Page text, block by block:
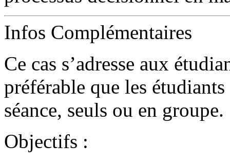
Infos Complémentaires
Ce cas s’adresse aux
préférable que les
séance, seuls ou en groupe.
Objectifs :